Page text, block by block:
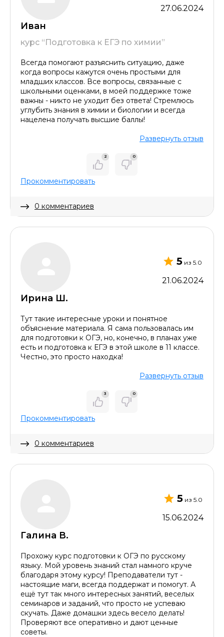
27.06.2024
Иван
курс “Подготовка к ЕГЭ по химии”
Всегда помогают разъяснить ситуацию, даже
когда вопросы кажутся очень простыми для
младших классов. Все вопросы, связанные с
школьными оценками, в моей поддержке тоже
важны - никто не уходит без ответа! Стремлюсь
углубить знания в химии и биологии и всегда
нацелена получать высшие баллы!
Развернуть отзыв
2 0
Прокомментировать
0 комментариев
5 из 5.0
21.06.2024
Ирина Ш.
Тут такие интересные уроки и понятное
объяснение материала. Я сама пользовалась им
для подготовки к ОГЭ, но, конечно, в планах уже
есть и подготовка к ЕГЭ в этой школе в 11 классе.
Честно, это просто находка!
Развернуть отзыв
3 0
Прокомментировать
0 комментариев
5из 5.0
15.06.2024
Галина В.
Прохожу курс подготовки к ОГЭ по русскому
языку. Мой уровень знаний стал намного круче
благодаря этому курсу! Преподаватели тут -
настоящие маги, всегда поддержат и помогут. А
ещё тут так много интересных занятий, веселых
семинаров и заданий, что просто не успеваю
скучать. Даже домашки здесь весело делать!
Проверяют все оперативно и дают ценные
советы.
Оставить комментарий
ОСТАВИТЬ КОММЕНТАРИЙ